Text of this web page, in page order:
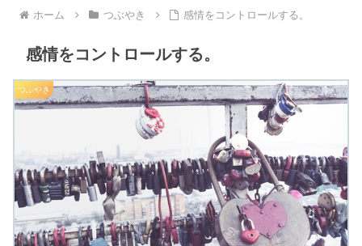
ホーム つぶやき 感情をコントロールする。
感情をコントロールする。
つぶやき